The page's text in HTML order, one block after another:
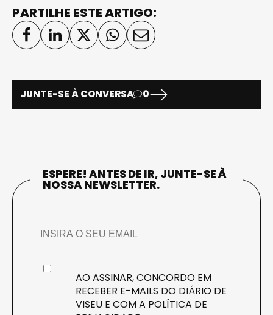
PARTILHE ESTE ARTIGO:
JUNTE-SE À CONVERSA 0
ESPERE! ANTES DE IR, JUNTE-SE À
NOSSA NEWSLETTER.
AO ASSINAR, CONCORDO EM
RECEBER E-MAILS DO DIÁRIO DE
VISEU E COM A POLÍTICA DE